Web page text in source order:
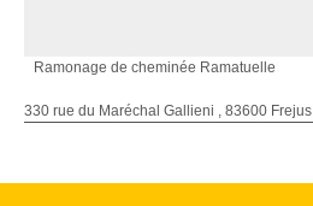
Ramonage de cheminée Ramatuelle
330 rue du Maréchal Gallieni , 83600 Frejus